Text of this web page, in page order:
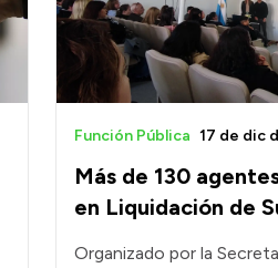
Más de 130
en Liquidación de
Función Pública 17 de dic
Organizado por la